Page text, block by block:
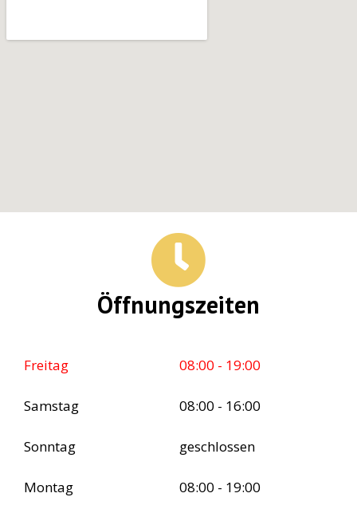
Öffnungszeiten
Freitag 08:00 - 19:00
Samstag 08:00 - 16:00
Sonntag geschlossen
Montag 08:00 - 19:00